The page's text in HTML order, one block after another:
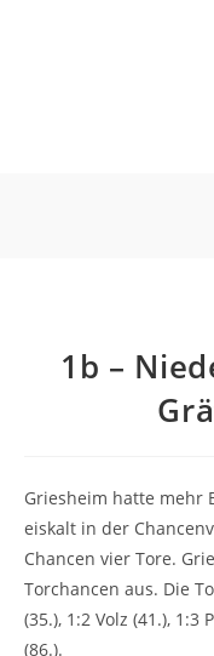
1b –
Griesheim hatte mehr
eiskalt in der
Chancen vier Tore.
Torchancen aus. Die
(35.), 1:2 Volz (41.), 1:3
(86.).